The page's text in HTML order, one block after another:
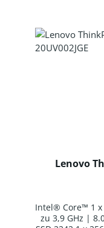
Lenovo
Intel® Core™ 1 x
zu 3,9 GHz |